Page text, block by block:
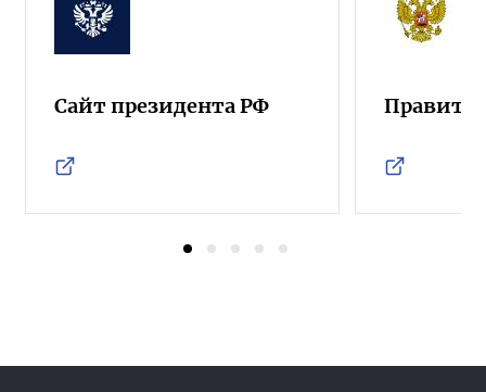
Сайт президента РФ